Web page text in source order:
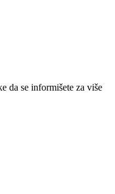
da se informišete za više